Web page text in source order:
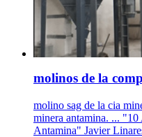
molinos de la
molino sag de la cia
minera antamina. ...
Antamina" Javier